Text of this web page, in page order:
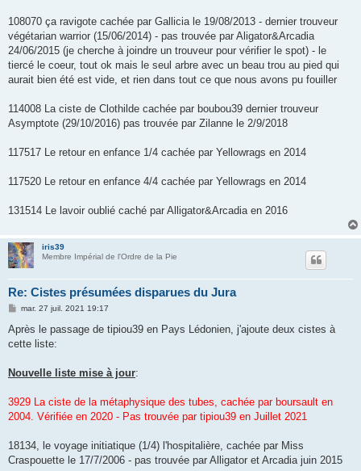
108070 ça ravigote cachée par Gallicia le 19/08/2013 - dernier trouveur
végétarian warrior (15/06/2014) - pas trouvée par Aligator&Arcadia
24/06/2015 (je cherche à joindre un trouveur pour vérifier le spot) - le
tiercé le coeur, tout ok mais le seul arbre avec un beau trou au pied qui
aurait bien été est vide, et rien dans tout ce que nous avons pu fouiller
114008 La ciste de Clothilde cachée par boubou39 dernier trouveur
Asymptote (29/10/2016) pas trouvée par Zilanne le 2/9/2018
117517 Le retour en enfance 1/4 cachée par Yellowrags en 2014
117520 Le retour en enfance 4/4 cachée par Yellowrags en 2014
131514 Le lavoir oublié caché par Alligator&Arcadia en 2016
iris39
Membre Impérial de l'Ordre de la Pie
Re: Cistes présumées disparues du Jura
M
s
a
mar. 27 juil. 2021 19:17
Après le passage de tipiou39 en Pays Lédonien, j'ajoute deux cistes à
cette liste:
Nouvelle liste mise à jour:
3929 La ciste de la métaphysique des tubes, cachée par boursault en
2004. Vérifiée en 2020 - Pas trouvée par tipiou39 en Juillet 2021
18134, le voyage initiatique (1/4) l'hospitalière, cachée par Miss
Craspouette le 17/7/2006 - pas trouvée par Alligator et Arcadia juin 2015